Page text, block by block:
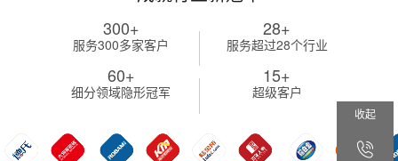
300+
服务300多家客户
28+
服务超过28个行业
60+
细分领域隐形冠军
15+
超级客户
收起